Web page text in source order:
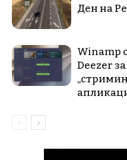
Ден на
Winamp
Deezer